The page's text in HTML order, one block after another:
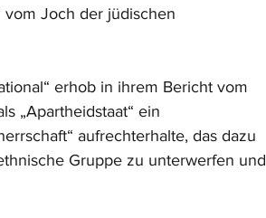
vom Joch der jüdischen
erhob in ihrem Bericht vom
„Apartheidstaat“ ein
aufrechterhalte, das dazu
Gruppe zu unterwerfen und